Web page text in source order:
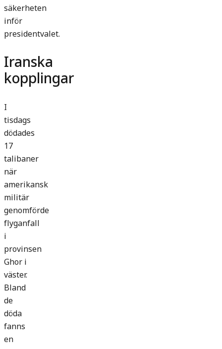
säkerheten
inför
presidentvalet.
Iranska
kopplingar
I
tisdags
dödades
17
talibaner
när
amerikansk
militär
genomförde
flyganfall
i
provinsen
Ghor i
väster.
Bland
de
döda
fanns
en